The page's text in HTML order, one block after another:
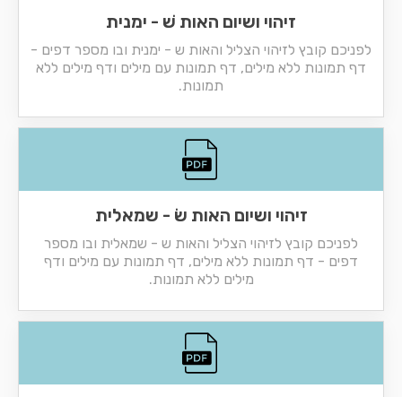
זיהוי ושיום האות שׁ - ימנית
לפניכם קובץ לזיהוי הצליל והאות ש - ימנית ובו מספר דפים -
דף תמונות ללא מילים, דף תמונות עם מילים ודף מילים ללא
תמונות.
זיהוי ושיום האות שׂ - שמאלית
לפניכם קובץ לזיהוי הצליל והאות ש - שמאלית ובו מספר
דפים - דף תמונות ללא מילים, דף תמונות עם מילים ודף
מילים ללא תמונות.